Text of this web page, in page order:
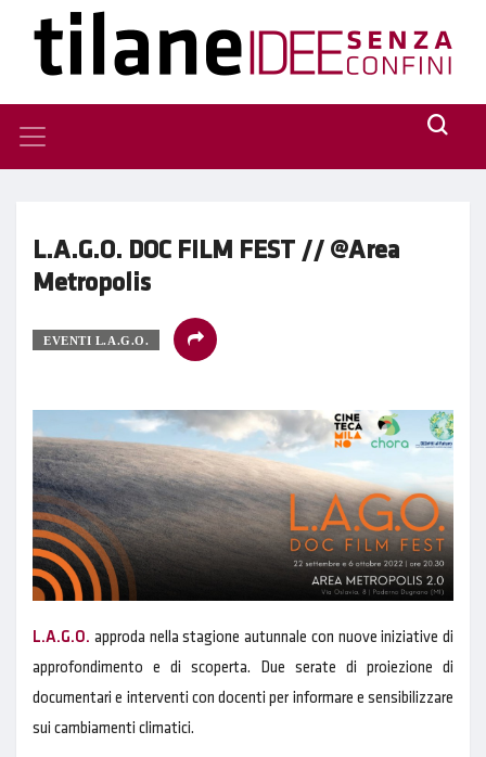
L.A.G.O. DOC FILM FEST // @Area
Metropolis
EVENTI L.A.G.O.
L.A.G.O. approda nella stagione autunnale con nuove iniziative di
approfondimento e di scoperta. Due serate di proiezione di
documentari e interventi con docenti per informare e sensibilizzare
sui cambiamenti climatici.